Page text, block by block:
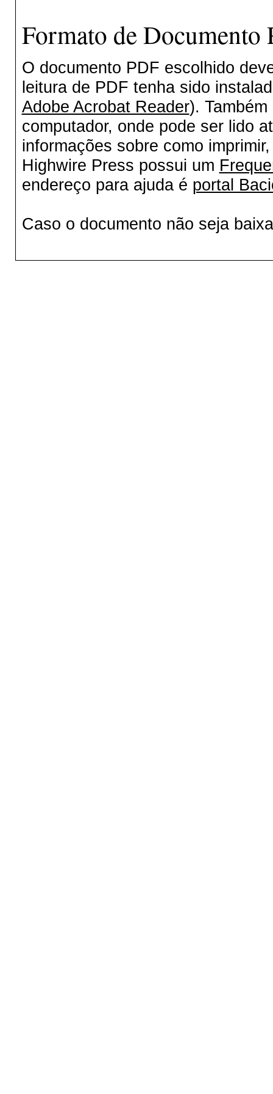
Formato de
O documento PDF escolhido
leitura de PDF tenha sido
Adobe Acrobat Reader).
computador, onde pode ser lido
informações sobre como
Highwire Press possui um
endereço para ajuda é portal
Caso o documento não seja